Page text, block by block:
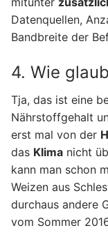
Datenquellen,
Bandbreite der
4. Wie
Tja, das ist eine
Nährstoffgehalt
erst mal von der
das Klima nicht
kann man schon
Weizen aus
durchaus andere
vom Sommer